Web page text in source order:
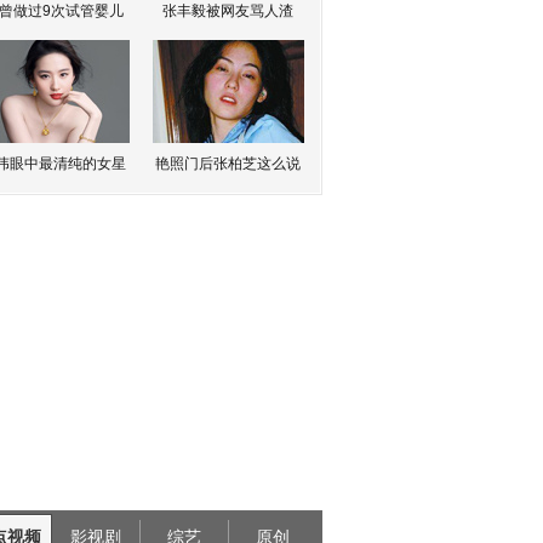
做过9次试管婴儿 张丰毅被网友骂人渣
眼中最清纯的女星 艳照门后张柏芝这么说
视频 影视剧 综艺 原创